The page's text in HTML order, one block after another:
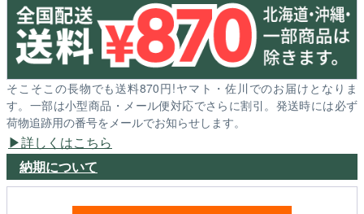
そこそこの長物でも送料870円!ヤマト・佐川でのお届けとなりま
す。一部は小型商品・メール便対応でさらに割引。発送時には必ず
荷物追跡用の番号をメールでお知らせします。
詳しくはこちら
納期について